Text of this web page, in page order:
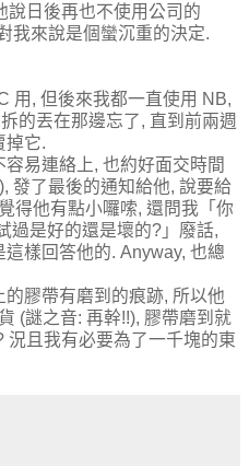
說日後再也不使用公司的
我來說是個蠻沉重的決定.
用, 但後來我都一直使用 NB,
的丟在那邊忘了, 直到前兩週
掉它.
易連絡上, 也約好面交時間
發了最後的通知給他, 說要給
得他有點小囉嗦, 還問我「你
過是好的還是壞的?」廢話,
樣回答他的. Anyway, 也總
膠帶有磨到的痕跡, 所以他
(謎之音: 再幹!!), 膠帶磨到就
況且我有必要為了一千塊的東